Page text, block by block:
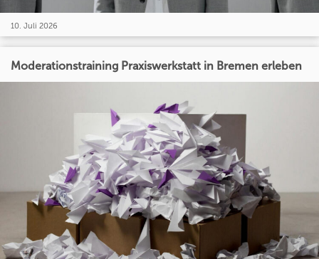
10. Juli 2026
Moderationstraining Praxiswerkstatt in Bremen erleben